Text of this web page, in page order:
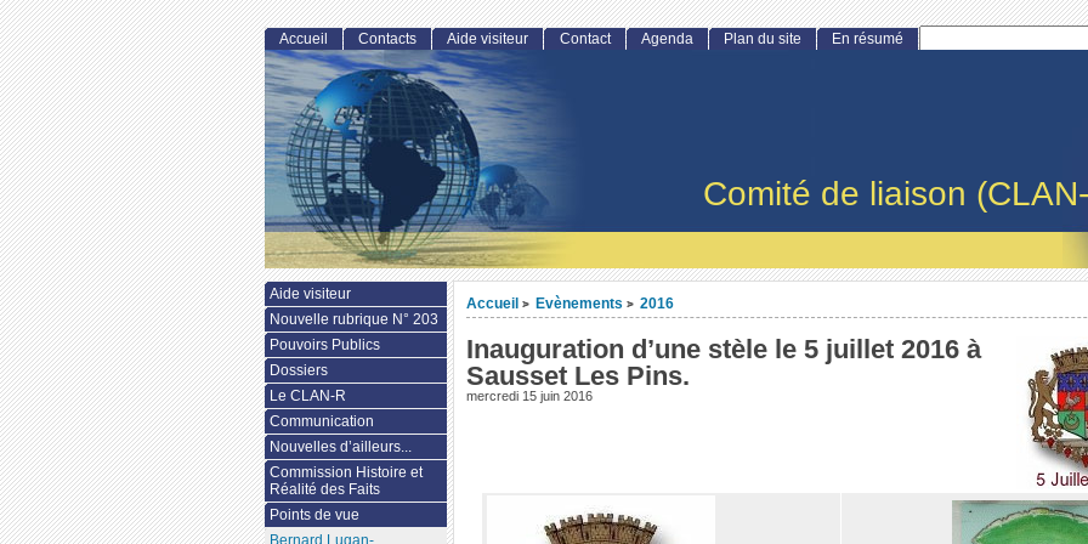
Comité de liaison
Accueil > Evènements > 2016
Inauguration d’une stèle le 5 juillet 2016 à
Sausset Les Pins.
mercredi 15 juin 2016
Accueil Contacts Aide visiteur Contact Agenda Plan du site En résumé
Aide visiteur
Nouvelle rubrique N° 203
Pouvoirs Publics
Dossiers
Le CLAN-R
Communication
Nouvelles d’ailleurs...
Commission Histoire et
Réalité des Faits
Points de vue